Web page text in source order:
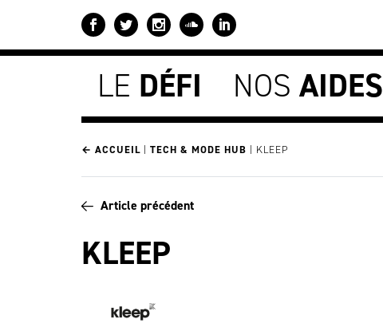
LE DÉFI NOSAIDES
← ACCUEIL | TECH & MODE HUB | KLEEP
Article précédent
KLEEP